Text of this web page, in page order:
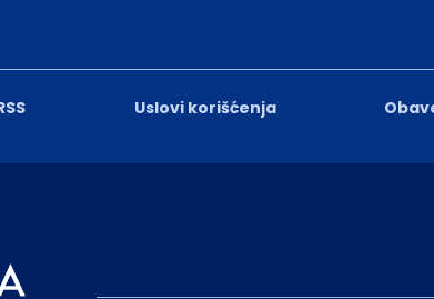
Uslovi korišćenja